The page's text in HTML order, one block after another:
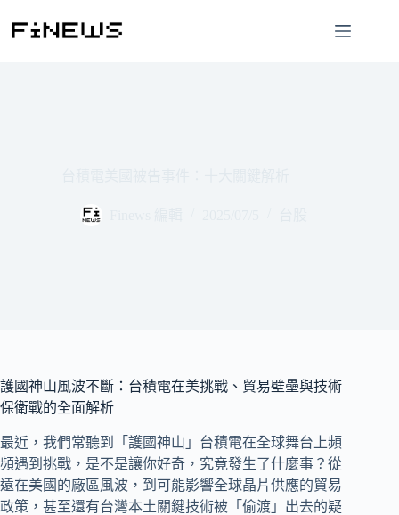
護國神山風波不斷：台積電在美挑戰、貿易壁壘與技術
保衛戰的全面解析
最近，我們常聽到「護國神山」台積電在全球舞台上頻
頻遇到挑戰，是不是讓你好奇，究竟發生了什麼事？從
遠在美國的廠區風波，到可能影響全球晶片供應的貿易
政策，甚至還有台灣本土關鍵技術被「偷渡」出去的疑